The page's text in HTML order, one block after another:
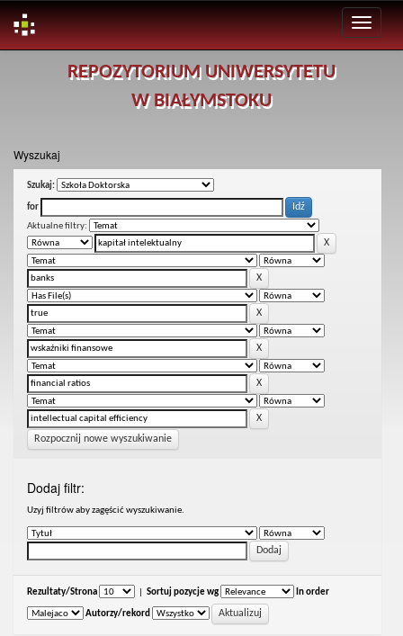
REPOZYTORIUM UNIWERSYTETU
W BIAŁYMSTOKU
Wyszukaj
Szukaj:
for
Aktualne filtry:
Rozpocznij nowe wyszukiwanie
Dodaj filtr:
Uzyj filtrów aby zagęścić wyszukiwanie.
Rezultaty/Strona Sortuj pozycje wg In order
Autorzy/rekord